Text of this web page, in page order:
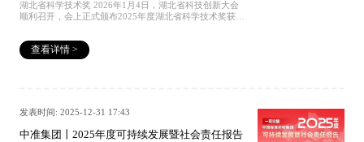
成为行业第一和领域唯一丨CNAS17034与17025双认证 权
威发布丨《中国药典》2025年版征订中 捐赠｜中国标准药
行 获批丨中央引导地方科技发展项目丨中国标准药物
·STD华中研发中心 全国标准样品技术委员会秘书长徐大
湖北省科学技术奖 2026年1月4日，湖北省科技创新大会
顺利召开，会上正式颁布2025年度湖北省科学技术奖获奖
典标准物质研发（湖北）有限公司，获湖北省科学技术
奖。2025 年度湖北省科学技术奖励项目目录往期回顾 国
家认证丨STD成为行业第一和领域唯一丨CNAS17034与
国标准药物·STD华中研发中心 全国标准样品技术委员会
秘书长徐大军一行应邀调研中国标准药物·华中研发中心
查看详情 >
发表时间: 2025-12-31 17:43
中准集团丨2025年度可持续发展暨社会责任报告